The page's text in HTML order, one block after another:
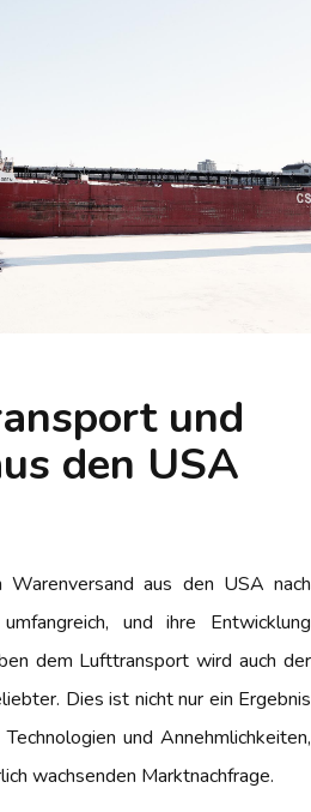
und
den USA
aus den USA nach
und ihre Entwicklung
dem Lufttransport wird auch der
Dies ist nicht nur ein Ergebnis
und Annehmlichkeiten,
wachsenden Marktnachfrage.